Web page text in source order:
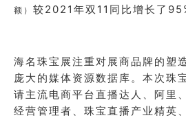
额） 较2021年双11同比增长了
海名珠宝展注重对展商品牌的塑
庞大的媒体资源数据库。本次珠
请主流电商平台直播达人、阿里
经营管理者、珠宝直播产业精英